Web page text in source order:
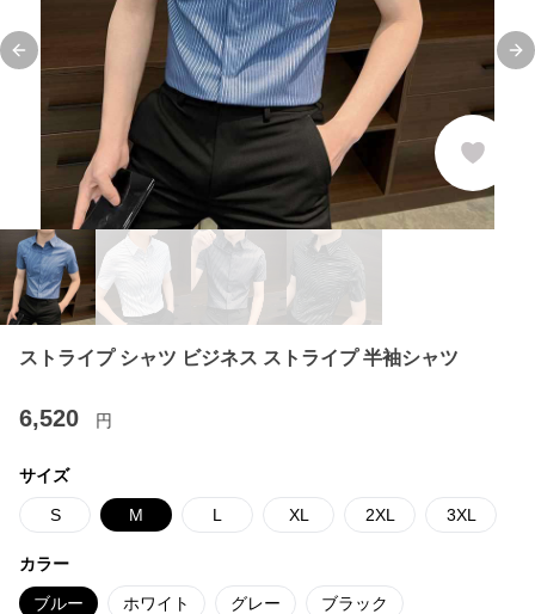
Previous slide
ストライプ シャツ ビジネス ストライプ 半袖シャツ
6,520 円
サイズ
S M L XL 2XL 3XL
カラー
ブルー ホワイト グレー ブラック